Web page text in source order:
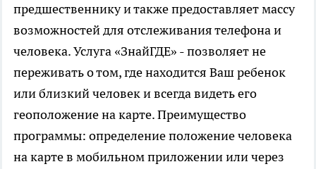
предшественнику и также предоставляет массу
возможностей для отслеживания телефона и
человека. Услуга «ЗнайГДЕ» - позволяет не
переживать о том, где находится Ваш ребенок
или близкий человек и всегда видеть его
геоположение на карте. Преимущество
программы: определение положение человека
на карте в мобильном приложении или через